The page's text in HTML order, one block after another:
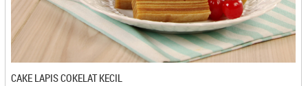
Rengginang Kidal - Cirebon
Renggnang Kidal - Cirebon
Resep Ajung Mas - Denpasar
Restauran Apong - Balikpapan
Restoran Kanggo - Tanjung Pandan
CAKE LAPIS COKELAT KECIL